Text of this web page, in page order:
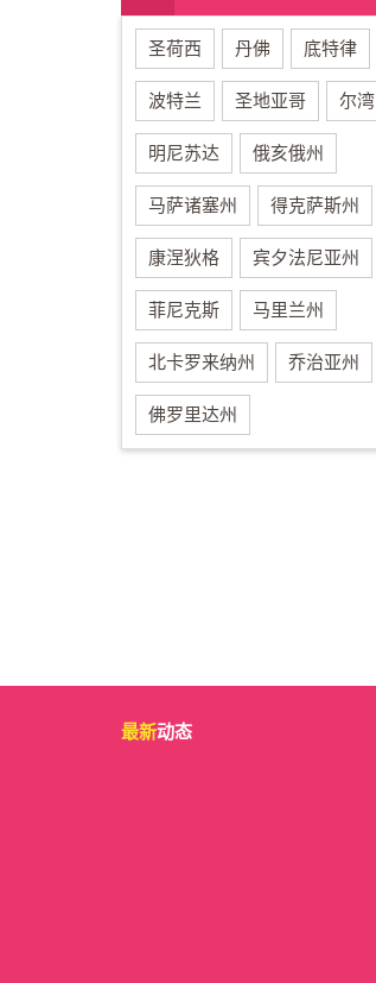
圣荷西 丹佛 底特律
波特兰 圣地亚哥 尔湾
明尼苏达 俄亥俄州
马萨诸塞州 得克萨斯州
康涅狄格 宾夕法尼亚州
菲尼克斯 马里兰州
北卡罗来纳州 乔治亚州
佛罗里达州
最新动态